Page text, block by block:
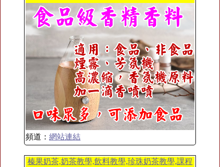
頻道： 網站連結
榛果奶茶,奶茶教學,飲料教學,珍珠奶茶教學,課程